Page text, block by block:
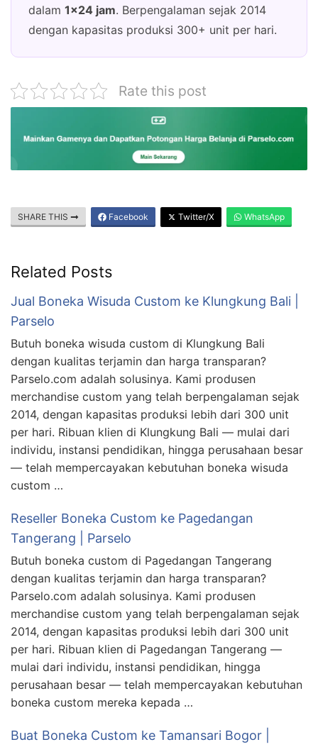
dalam 1×24 jam. Berpengalaman sejak 2014
dengan kapasitas produksi 300+ unit per hari.
Rate this post
SHARE THIS Facebook Twitter/X WhatsApp
Related Posts
Jual Boneka Wisuda Custom ke Klungkung Bali |
Parselo
Butuh boneka wisuda custom di Klungkung Bali
dengan kualitas terjamin dan harga transparan?
Parselo.com adalah solusinya. Kami produsen
merchandise custom yang telah berpengalaman sejak
2014, dengan kapasitas produksi lebih dari 300 unit
per hari. Ribuan klien di Klungkung Bali — mulai dari
individu, instansi pendidikan, hingga perusahaan besar
— telah mempercayakan kebutuhan boneka wisuda
custom …
Reseller Boneka Custom ke Pagedangan
Tangerang | Parselo
Butuh boneka custom di Pagedangan Tangerang
dengan kualitas terjamin dan harga transparan?
Parselo.com adalah solusinya. Kami produsen
merchandise custom yang telah berpengalaman sejak
2014, dengan kapasitas produksi lebih dari 300 unit
per hari. Ribuan klien di Pagedangan Tangerang —
mulai dari individu, instansi pendidikan, hingga
perusahaan besar — telah mempercayakan kebutuhan
boneka custom mereka kepada …
Buat Boneka Custom ke Tamansari Bogor |